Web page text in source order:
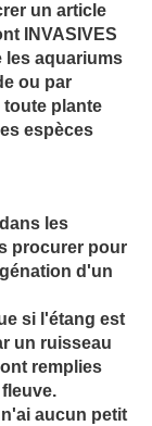
un article
INVASIVES
les aquariums
ou par
toute plante
espèces
les
procurer pour
d'un
si l'étang est
un ruisseau
remplies
aucun petit